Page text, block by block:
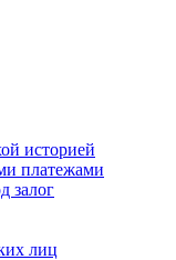
историей
платежами
залог
лиц